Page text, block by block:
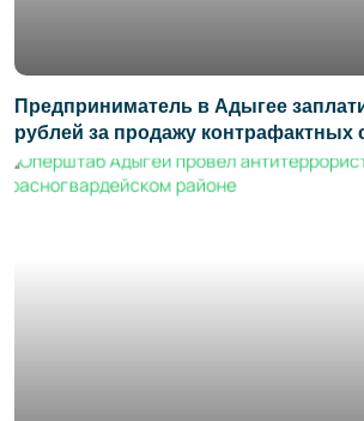
Предприниматель в Адыгее
рублей за продажу контрафактных